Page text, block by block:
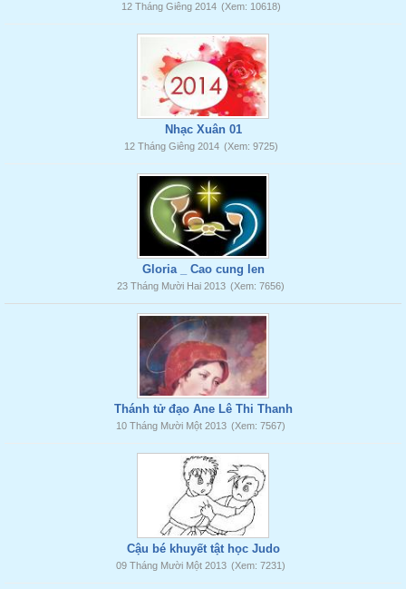
12 Tháng Giêng 2014 (Xem: 10618)
Nhạc Xuân 01
12 Tháng Giêng 2014 (Xem: 9725)
Gloria _ Cao cung len
23 Tháng Mười Hai 2013 (Xem: 7656)
Thánh tử đạo Ane Lê Thi Thanh
10 Tháng Mười Một 2013 (Xem: 7567)
Cậu bé khuyết tật học Judo
09 Tháng Mười Một 2013 (Xem: 7231)